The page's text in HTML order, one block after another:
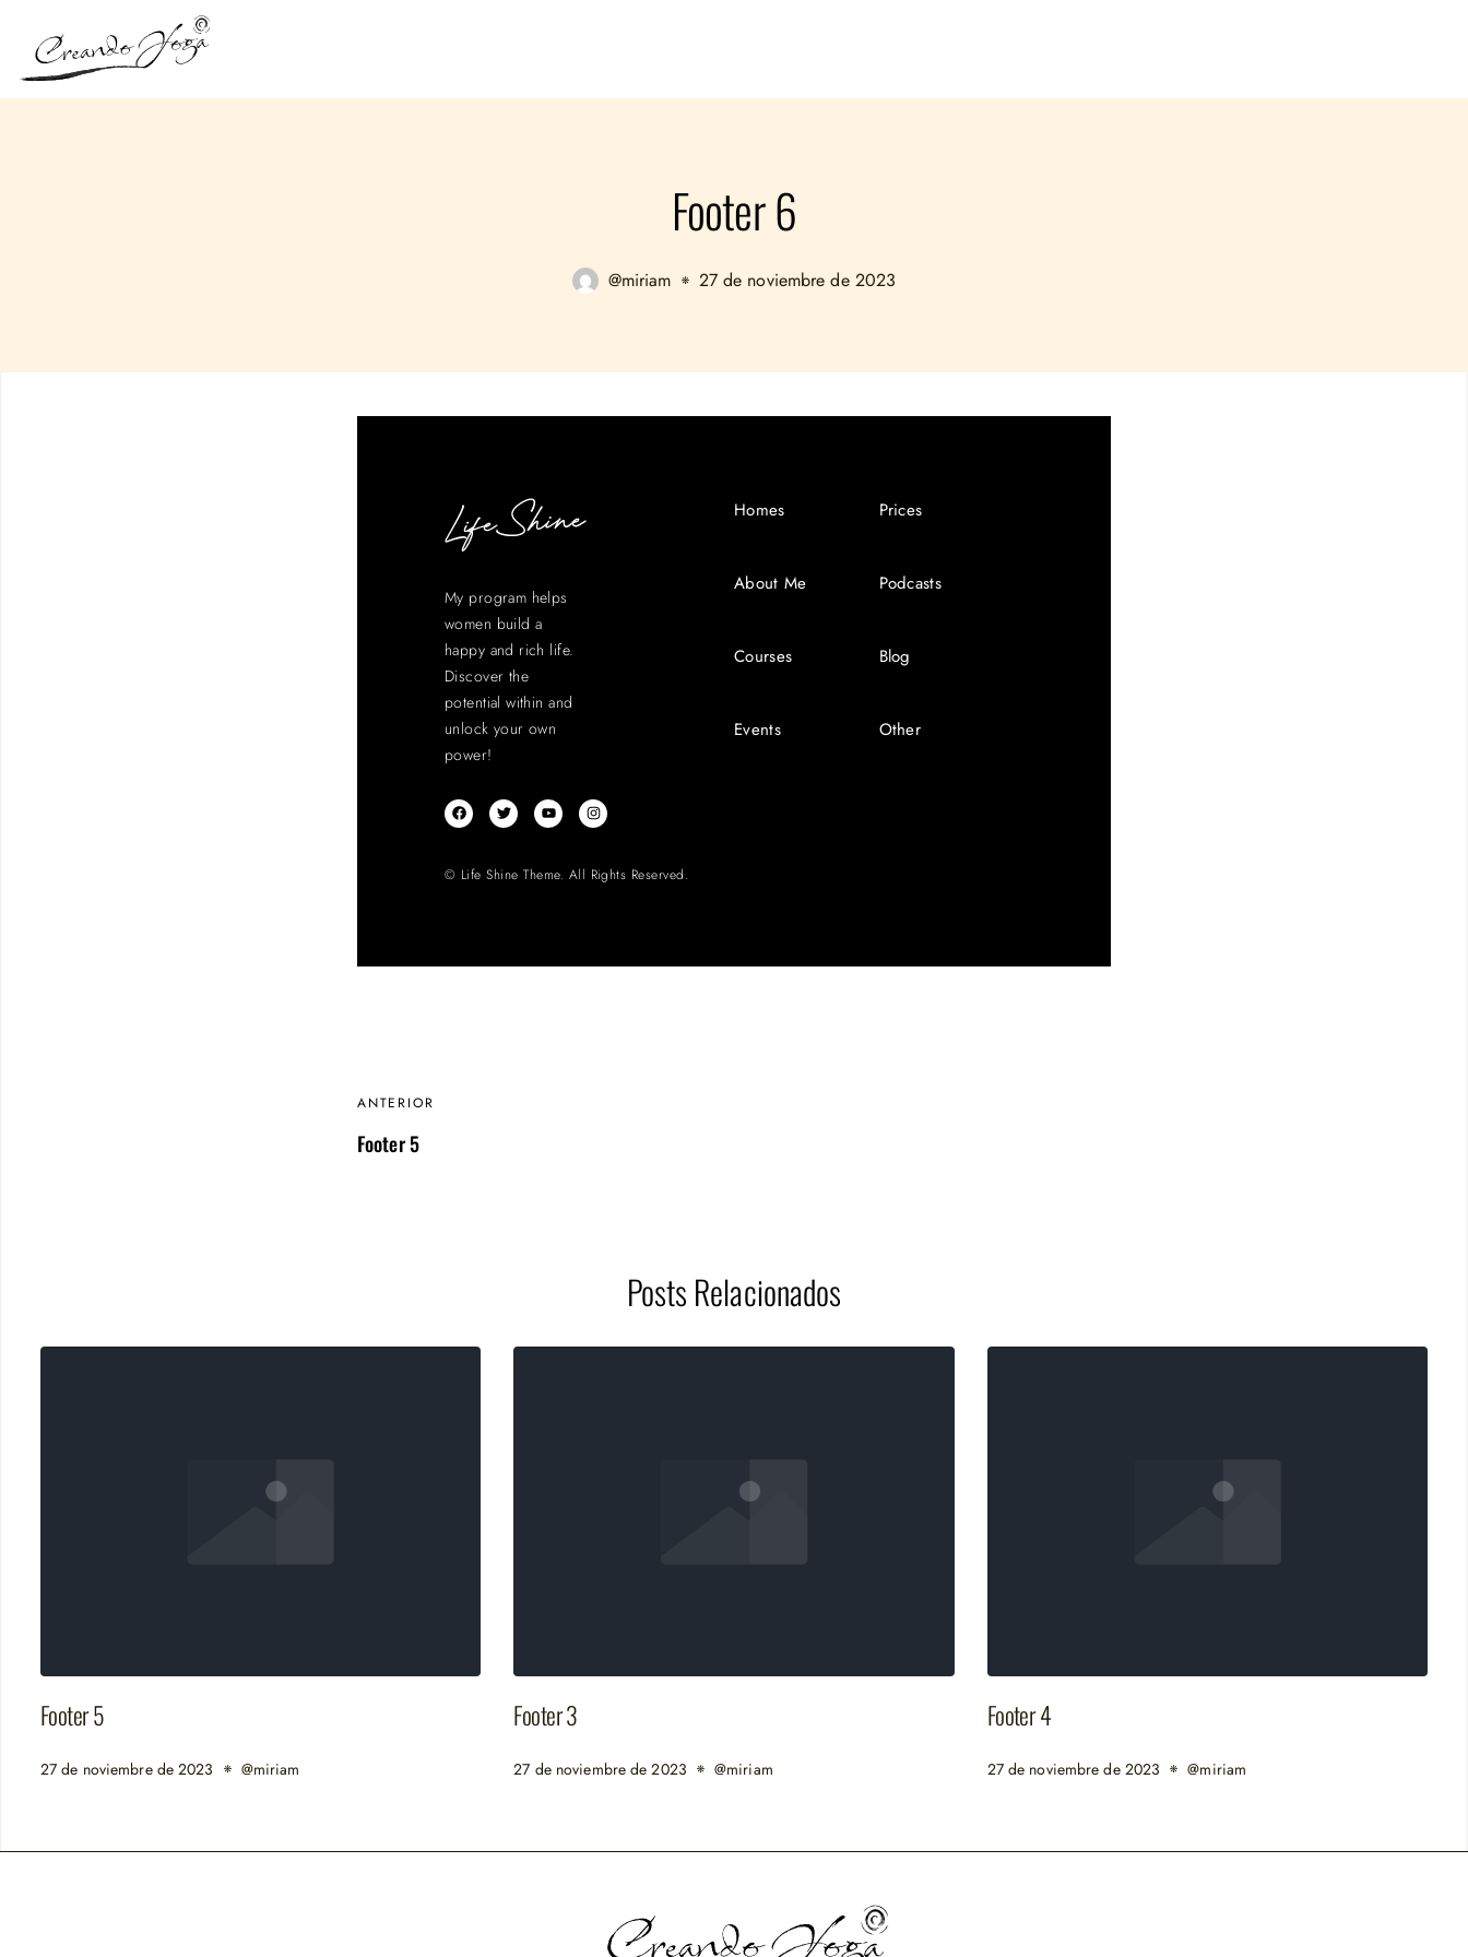
Footer 6
@miriam 27 de noviembre de 2023
My program helps
women build a
happy and rich life.
Discover the
potential within and
unlock your own
power!
© Life Shine Theme. All Rights Reserved.
Homes
About Me
Courses
Events
Prices
Podcasts
Blog
Other
ANTERIOR
Footer 5
Posts Relacionados
Footer 5
27 de noviembre de 2023 @miriam
Footer 3
27 de noviembre de 2023 @miriam
Footer 4
27 de noviembre de 2023 @miriam